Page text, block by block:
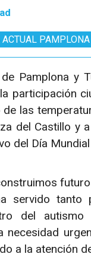
PAMPLONA
Pamplona y
participación
las
del Castillo y
del Día
servido tanto
del
necesidad
a la atención